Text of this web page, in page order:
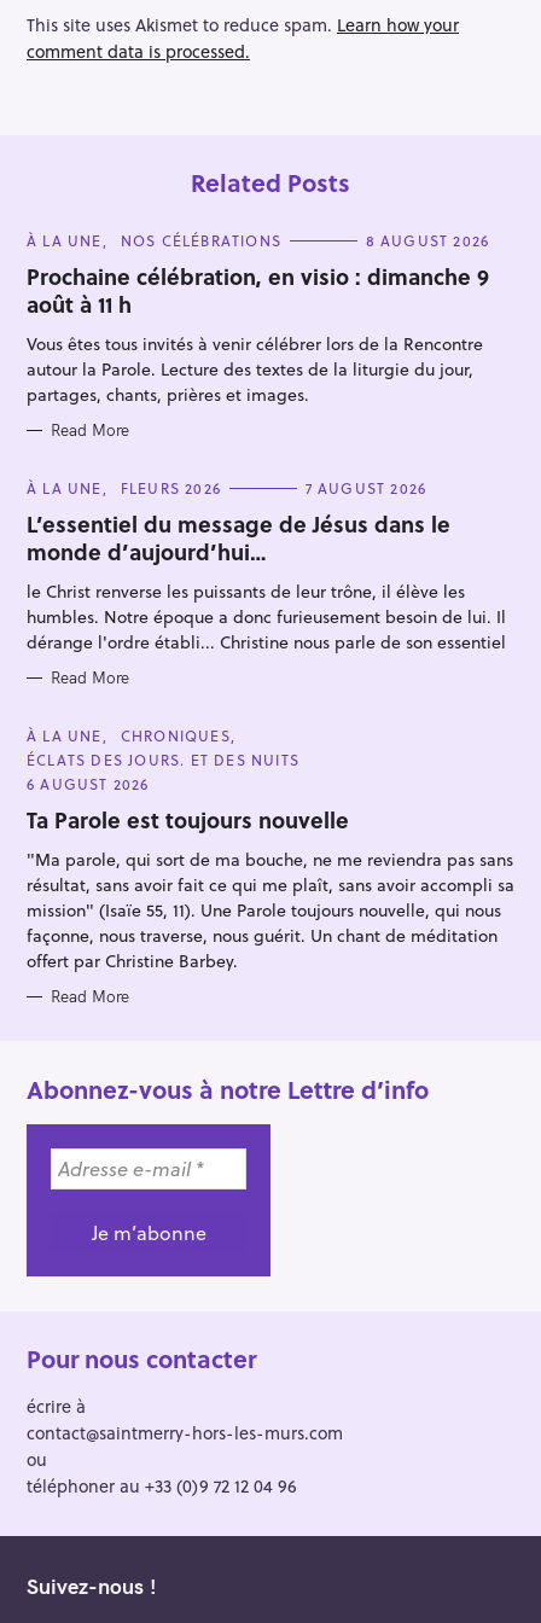
This site uses Akismet to reduce spam. Learn how your
comment data is processed.
Related Posts
C
T
E
G
O
R
I
E
S
À LA UNE NOS CÉLÉBRATIONS 8 AUGUST 2026
Prochaine célébration, en visio : dimanche 9
août à 11 h
Vous êtes tous invités à venir célébrer lors de la Rencontre
autour la Parole. Lecture des textes de la liturgie du jour,
partages, chants, prières et images.
Read More
C
T
E
G
O
R
I
E
S
À LA UNE FLEURS 2026 7 AUGUST 2026
L’essentiel du message de Jésus dans le
monde d’aujourd’hui…
le Christ renverse les puissants de leur trône, il élève les
humbles. Notre époque a donc furieusement besoin de lui. Il
dérange l'ordre établi... Christine nous parle de son essentiel
Read More
C
A
T
E
G
O
R
E
À LA UNE
CHRONIQUES
ÉCLATS DES JOURS. ET DES NUITS
6 AUGUST 2026
Ta Parole est toujours nouvelle
"Ma parole, qui sort de ma bouche, ne me reviendra pas sans
résultat, sans avoir fait ce qui me plaît, sans avoir accompli sa
mission" (Isaïe 55, 11). Une Parole toujours nouvelle, qui nous
façonne, nous traverse, nous guérit. Un chant de méditation
offert par Christine Barbey.
Read More
Abonnez-vous à notre Lettre d’info
Pour nous contacter
écrire à
contact@saintmerry-hors-les-murs.com
ou
téléphoner au +33 (0)9 72 12 04 96
Suivez-nous !